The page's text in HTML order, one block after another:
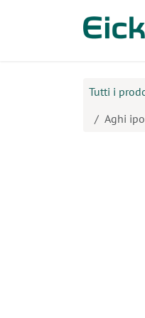
Tutti i
Aghi